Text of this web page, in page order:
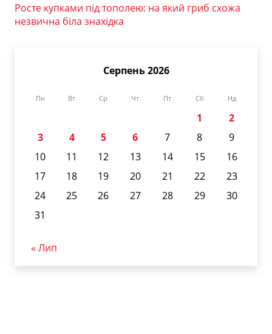
Росте купками під тополею: на який гриб схожа
незвична біла знахідка
Серпень 2026
Пн Вт Ср Чт Пт Сб Нд
1
2
3
4 5 6 7 8
9
10
11 12 13 14 15
16
17
18 19 20 21 22
23
24
25 26 27 28 29
30
31
« Лип